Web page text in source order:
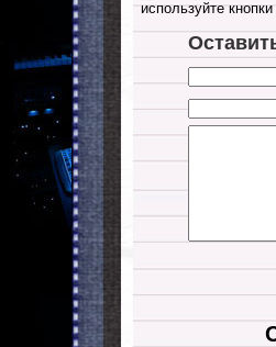
используйте